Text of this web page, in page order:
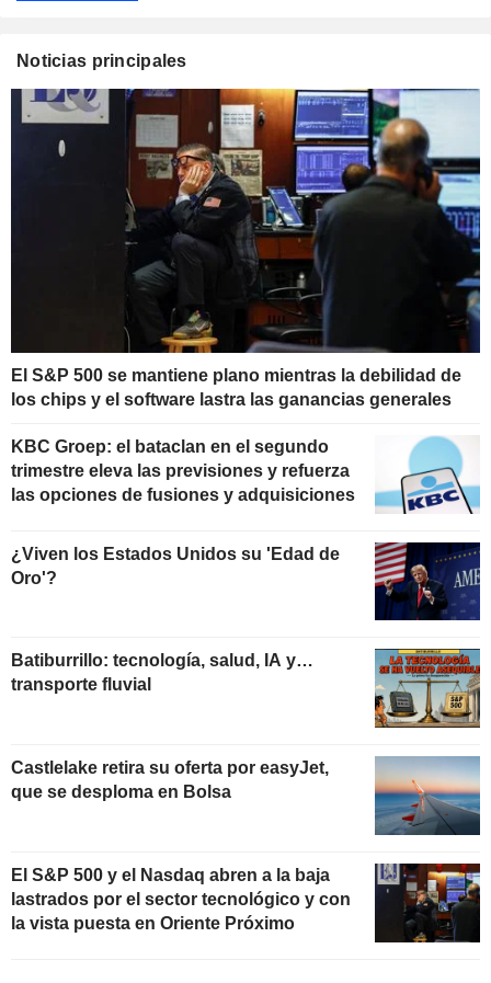
Noticias principales
El S&P 500 se mantiene plano mientras la debilidad de
los chips y el software lastra las ganancias generales
KBC Groep: el bataclan en el segundo
trimestre eleva las previsiones y refuerza
las opciones de fusiones y adquisiciones
¿Viven los Estados Unidos su 'Edad de
Oro'?
Batiburrillo: tecnología, salud, IA y…
transporte fluvial
Castlelake retira su oferta por easyJet,
que se desploma en Bolsa
El S&P 500 y el Nasdaq abren a la baja
lastrados por el sector tecnológico y con
la vista puesta en Oriente Próximo